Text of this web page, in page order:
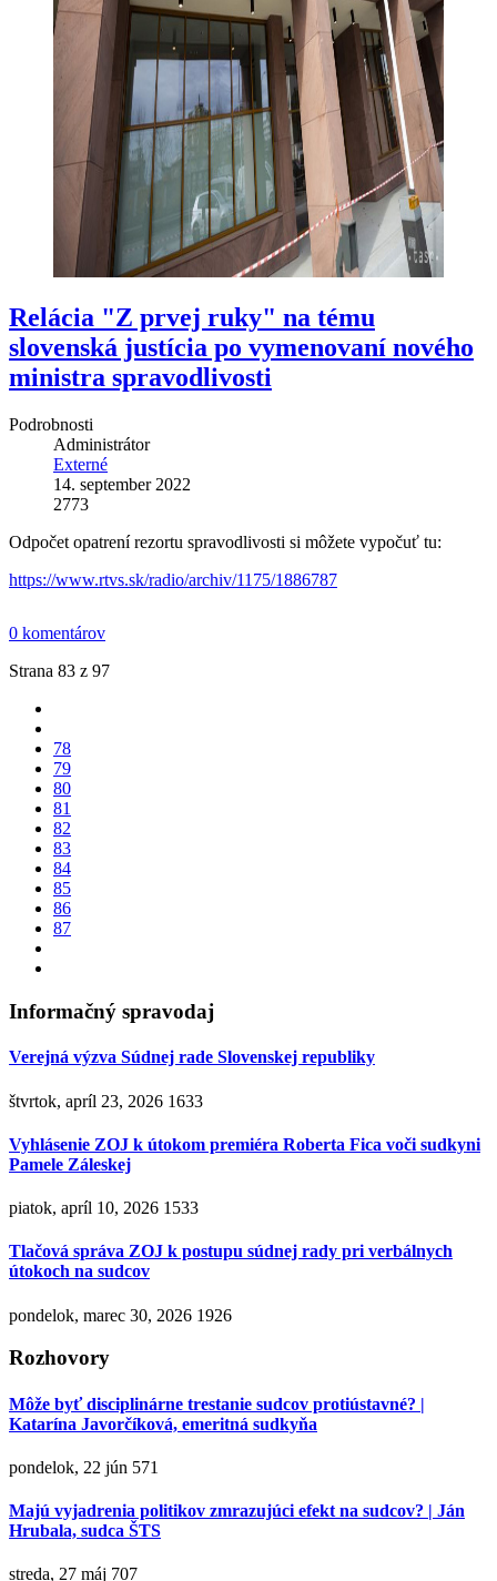
Relácia "Z prvej ruky" na tému
slovenská justícia po vymenovaní nového
ministra spravodlivosti
Podrobnosti
Administrátor
Externé
14. september 2022
2773
Odpočet opatrení rezortu spravodlivosti si môžete vypočuť tu:
https://www.rtvs.sk/radio/archiv/1175/1886787
0 komentárov
Strana 83 z 97
78
79
80
81
82
83
84
85
86
87
Informačný spravodaj
Verejná výzva Súdnej rade Slovenskej republiky
štvrtok, apríl 23, 2026 1633
Vyhlásenie ZOJ k útokom premiéra Roberta Fica voči sudkyni
Pamele Záleskej
piatok, apríl 10, 2026 1533
Tlačová správa ZOJ k postupu súdnej rady pri verbálnych
útokoch na sudcov
pondelok, marec 30, 2026 1926
Rozhovory
Môže byť disciplinárne trestanie sudcov protiústavné? |
Katarína Javorčíková, emeritná sudkyňa
pondelok, 22 jún 571
Majú vyjadrenia politikov zmrazujúci efekt na sudcov? | Ján
Hrubala, sudca ŠTS
streda, 27 máj 707